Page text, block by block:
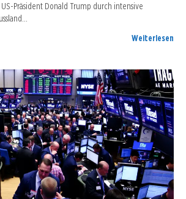
Präsident Donald Trump durch intensive
Weiterlesen